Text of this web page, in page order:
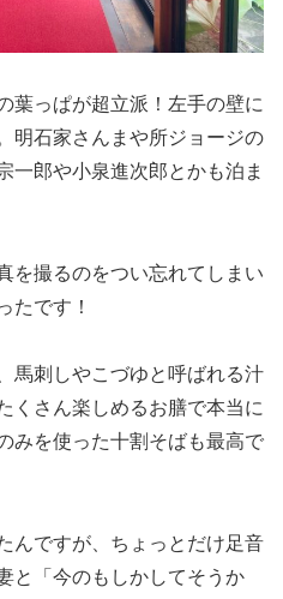
葉っぱが超立派！左手の壁に
明石家さんまや所ジョージの
一郎や小泉進次郎とかも泊ま
を撮るのをつい忘れてしまい
たです！
馬刺しやこづゆと呼ばれる汁
くさん楽しめるお膳で本当に
みを使った十割そばも最高で
んですが、ちょっとだけ足音
と「今のもしかしてそうか